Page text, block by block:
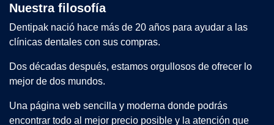
Nuestra filosofía
Dentipak nació hace más de 20 años para ayudar a las
clínicas dentales con sus compras.
Dos décadas después, estamos orgullosos de ofrecer lo
mejor de dos mundos.
Una página web sencilla y moderna donde podrás
encontrar todo al mejor precio posible y la atención que